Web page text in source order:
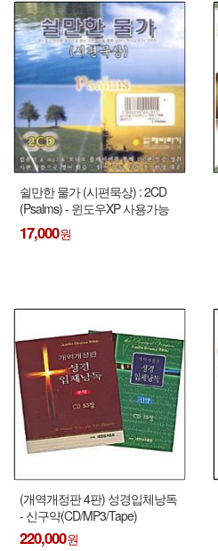
쉴만한 물가 (시편묵상) : 2CD
(Psalms) - 윈도우XP 사용가능
함 !!!
17,000
(개역개정판 4판) 성경입체낭독
- 신구약(CD/MP3/Tape)
220,000